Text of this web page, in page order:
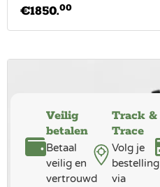
€1850.00
Veilig
betalen
Betaal
veilig en
vertrouwd
Track &
Trace
Volg je
bestelling
via